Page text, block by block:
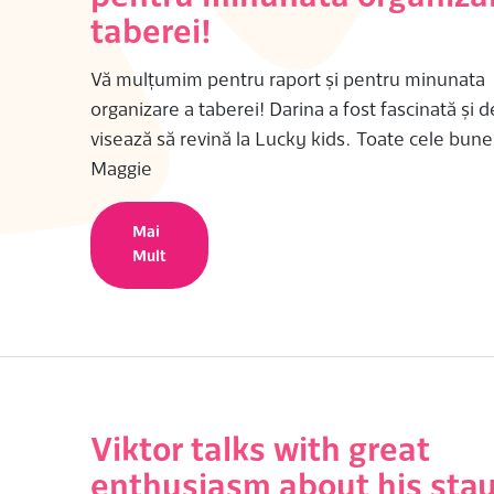
taberei!
Vă mulțumim pentru raport și pentru minunata
organizare a taberei! Darina a fost fascinată și
visează să revină la Lucky kids. Toate cele
Maggie
Mai
Mult
Viktor talks with great